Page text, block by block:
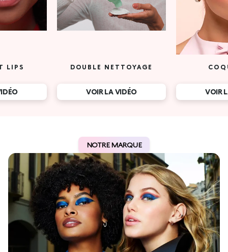
LIPS DOUBLE NETTOYAGE
VOIR LA VIDÉO VOIR
NOTRE MARQUE